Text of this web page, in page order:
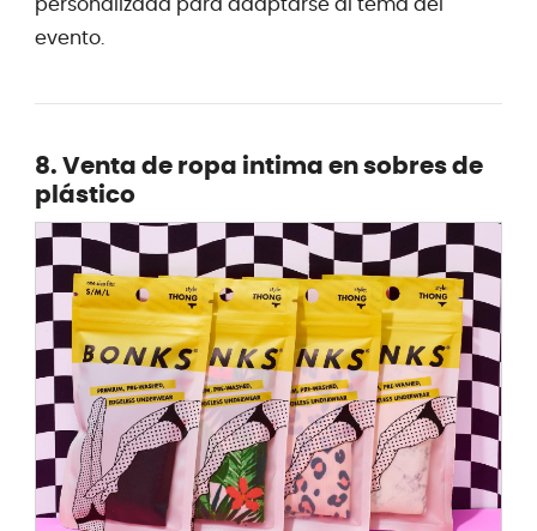
personalizada para adaptarse al tema del
evento.
8. Venta de ropa intima en sobres de
plástico